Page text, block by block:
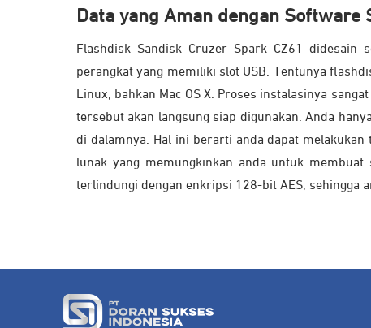
Data yang Aman dengan Software
Flashdisk Sandisk Cruzer Spark CZ61
perangkat yang memiliki slot USB. Tentunya
Linux, bahkan Mac OS X. Proses instalasinya
tersebut akan langsung siap digunakan. Anda
di dalamnya. Hal ini berarti anda dapat
lunak yang memungkinkan anda untuk
terlindungi dengan enkripsi 128-bit AES, sehingga